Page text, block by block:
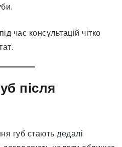
час консультацій чітко
після
губ стають дедалі